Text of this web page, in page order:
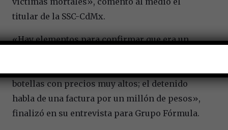
titular de la SSC-CdMx.
«Hay elementos para confirmar que era un
botellas con precios muy altos; el detenido
habla de una factura por un millón de pesos»,
finalizó en su entrevista para Grupo Fórmula.